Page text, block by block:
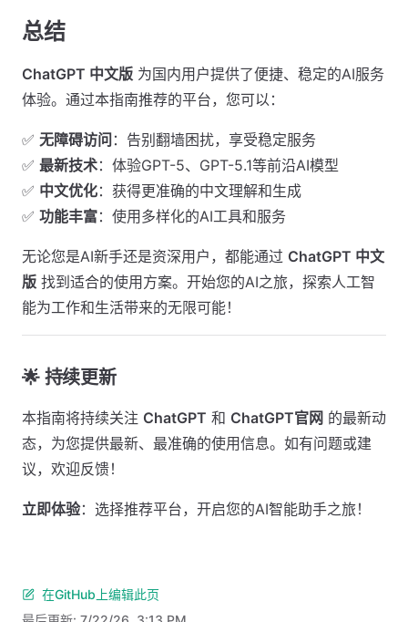
总结
ChatGPT 中文版 为国内用户提供了便捷、稳定的AI服务
体验。通过本指南推荐的平台，您可以：
✅ 无障碍访问 ：告别翻墙困扰，享受稳定服务
✅ 最新技术：体验GPT-5、GPT-5.1等前沿AI模型
✅ 中文优化：获得更准确的中文理解和生成
✅ 功能丰富：使用多样化的AI工具和服务
无论您是AI新手还是资深用户，都能通过 ChatGPT 中文
版 找到适合的使用方案。开始您的AI之旅，探索人工智
能为工作和生活带来的无限可能！
🌟 持续更新
本指南将持续关注 ChatGPT 和 ChatGPT官网 的最新动
态，为您提供最新、最准确的使用信息。如有问题或建
议，欢迎反馈！
立即体验：选择推荐平台，开启您的AI智能助手之旅！
在GitHub上编辑此页